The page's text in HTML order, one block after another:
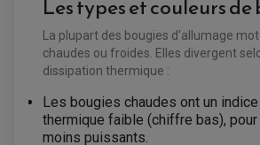
Les types et couleurs
La plupart des bougies d'allumage
chaudes ou froides. Elles divergent
dissipation thermique :
Les bougies chaudes ont un
thermique faible (chiffre bas),
moins puissants.